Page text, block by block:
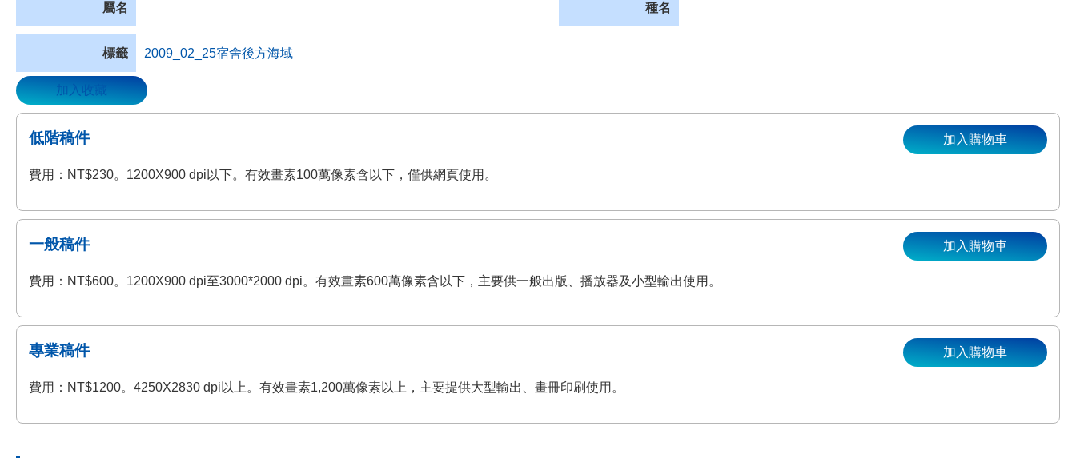
屬名 種名
標籤 2009_02_25宿舍後方海域
加入收藏
低階稿件
費用：NT$230。1200X900 dpi以下。有效畫素100萬像素含以下，僅供網頁使用。
加入購物車
一般稿件
費用：NT$600。1200X900 dpi至3000*2000 dpi。有效畫素600萬像素含以下，主要供一般出版、播放器及小型輸出使用。
加入購物車
專業稿件
費用：NT$1200。4250X2830 dpi以上。有效畫素1,200萬像素以上，主要提供大型輸出、畫冊印刷使用。
加入購物車